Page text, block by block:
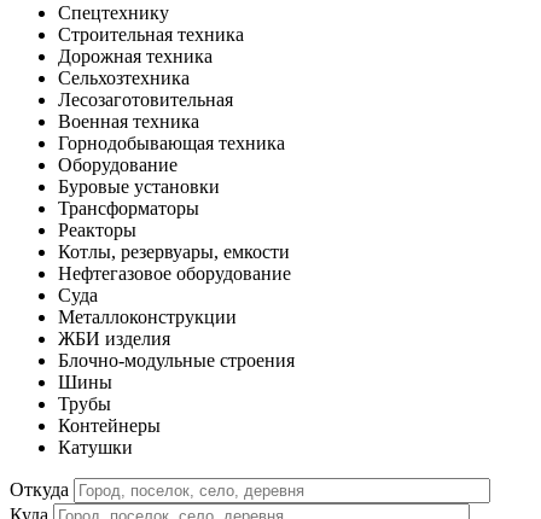
Спецтехнику
Строительная техника
Дорожная техника
Сельхозтехника
Лесозаготовительная
Военная техника
Горнодобывающая техника
Оборудование
Буровые установки
Трансформаторы
Реакторы
Котлы, резервуары, емкости
Нефтегазовое оборудование
Cуда
Металлоконструкции
ЖБИ изделия
Блочно-модульные строения
Шины
Трубы
Контейнеры
Катушки
Откуда
Куда